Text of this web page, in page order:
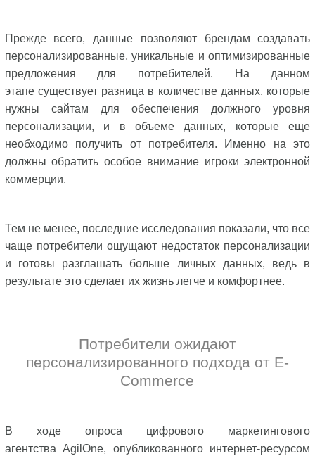
Прежде всего, данные позволяют брендам создавать
персонализированные, уникальные и оптимизированные
предложения для потребителей. На данном
этапе существует разница в количестве данных, которые
нужны сайтам для обеспечения должного уровня
персонализации, и в объеме данных, которые еще
необходимо получить от потребителя. Именно на это
должны обратить особое внимание игроки электронной
коммерции.
Тем не менее, последние исследования показали, что все
чаще потребители ощущают недостаток персонализации
и готовы разглашать больше личных данных, ведь в
результате это сделает их жизнь легче и комфортнее.
Потребители ожидают
персонализированного подхода от E-
Commerce
В ходе опроса цифрового маркетингового
агентства AgilOne, опубликованного интернет-ресурсом